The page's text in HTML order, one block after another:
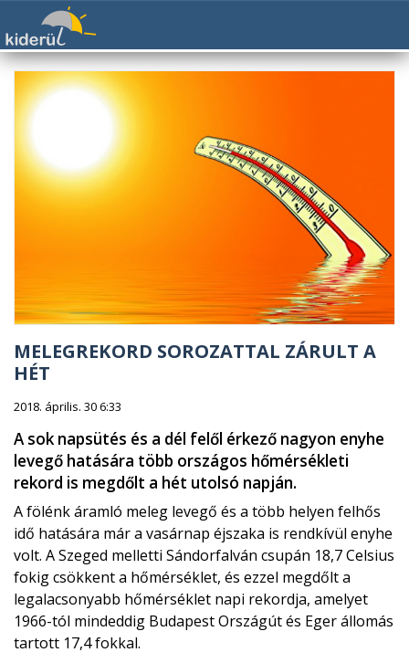
MELEGREKORD SOROZATTAL ZÁRULT A
HÉT
2018. április. 30 6:33
A sok napsütés és a dél felől érkező nagyon enyhe
levegő hatására több országos hőmérsékleti
rekord is megdőlt a hét utolsó napján.
A fölénk áramló meleg levegő és a több helyen felhős
idő hatására már a vasárnap éjszaka is rendkívül enyhe
volt. A Szeged melletti Sándorfalván csupán 18,7 Celsius
fokig csökkent a hőmérséklet, és ezzel megdőlt a
legalacsonyabb hőmérséklet napi rekordja, amelyet
1966-tól mindeddig Budapest Országút és Eger állomás
tartott 17,4 fokkal.